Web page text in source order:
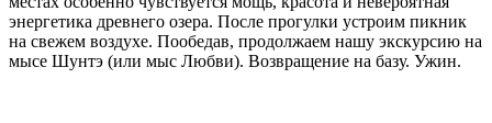
энергетика древнего озера. После прогулки устроим пикник
на свежем воздухе. Пообедав, продолжаем нашу экскурсию на
мысе Шунтэ (или мыс Любви). Возвращение на базу. Ужин.